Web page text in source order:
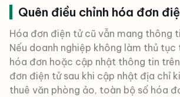
Quên điều chỉnh hóa đơn
Hóa đơn điện tử cũ vẫn mang thông
Nếu doanh nghiệp không làm thủ tục
hóa đơn hoặc cập nhật thông tin
đơn điện tử sau khi cập nhật địa chỉ
thuê văn phòng ảo, toàn bộ số hóa